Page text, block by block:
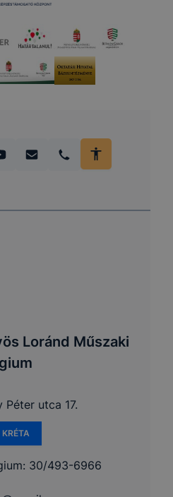
Loránd Műszaki
Péter utca 17.
KRÉTA
30/493-6966